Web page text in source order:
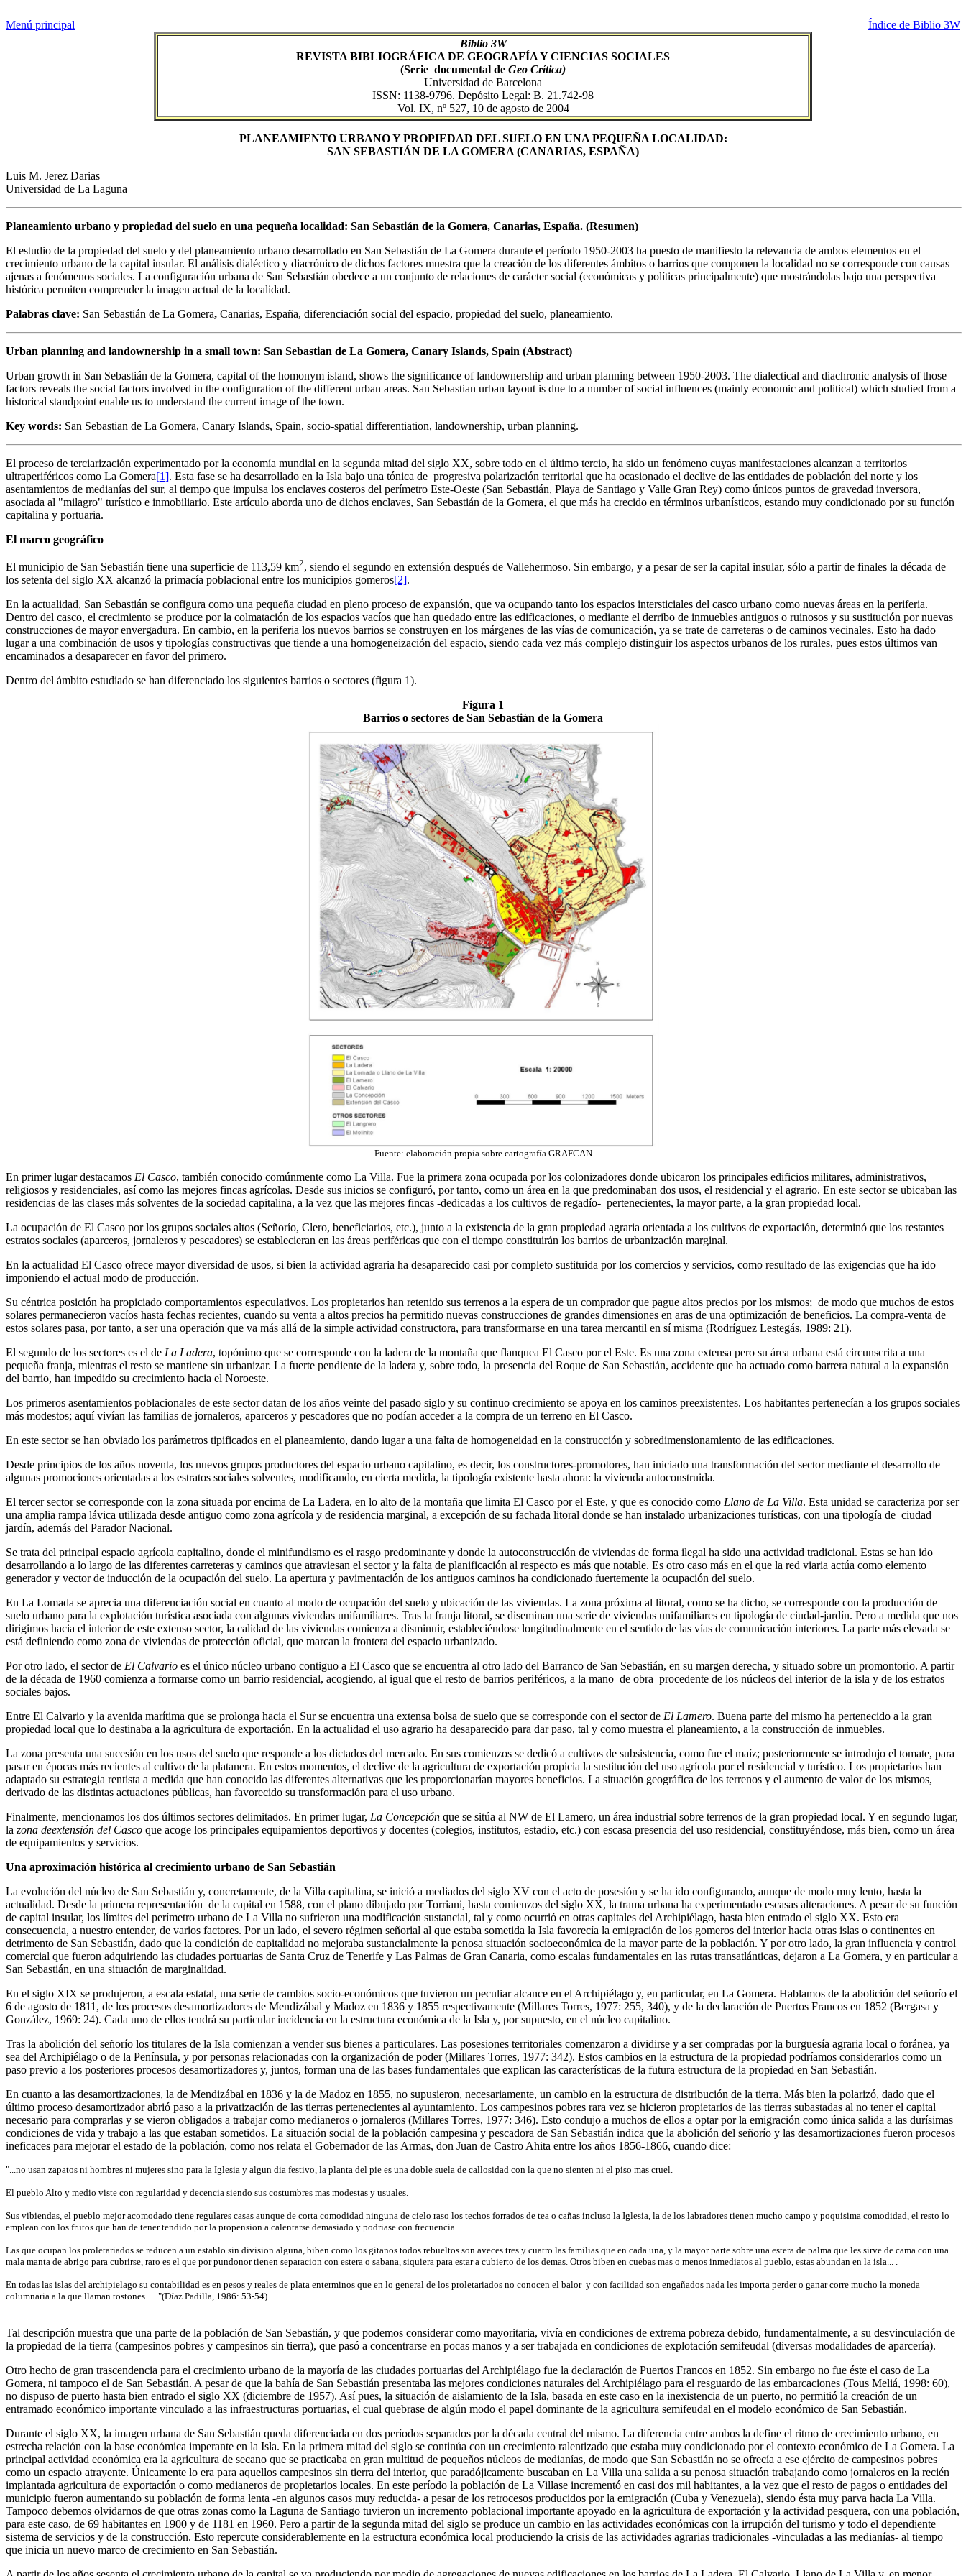
Menú principal
Índice de Biblio 3W
Biblio 3W
REVISTA BIBLIOGRÁFICA DE GEOGRAFÍA Y CIENCIAS SOCIALES
(Serie documental de Geo Crítica)
Universidad de Barcelona
ISSN: 1138-9796. Depósito Legal: B. 21.742-98
Vol. IX, nº 527, 10 de agosto de 2004
PLANEAMIENTO URBANO Y PROPIEDAD DEL SUELO EN UNA PEQUEÑA LOCALIDAD:
SAN SEBASTIÁN DE LA GOMERA (CANARIAS, ESPAÑA)
Luis M. Jerez Darias
Universidad de La Laguna
Planeamiento urbano y propiedad del suelo en una pequeña localidad: San Sebastián de la Gomera, Canarias, España. (Resumen)
El estudio de la propiedad del suelo y del planeamiento urbano desarrollado en San Sebastián de La Gomera durante el período 1950-2003 ha puesto de manifiesto la relevancia de ambos elementos en el
crecimiento urbano de la capital insular. El análisis dialéctico y diacrónico de dichos factores muestra que la creación de los diferentes ámbitos o barrios que componen la localidad no se corresponde con causas
ajenas a fenómenos sociales. La configuración urbana de San Sebastián obedece a un conjunto de relaciones de carácter social (económicas y políticas principalmente) que mostrándolas bajo una perspectiva
histórica permiten comprender la imagen actual de la localidad.
Palabras clave: San Sebastián de La Gomera, Canarias, España, diferenciación social del espacio, propiedad del suelo, planeamiento.
Urban planning and landownership in a small town: San Sebastian de La Gomera, Canary Islands, Spain (Abstract)
Urban growth in San Sebastián de la Gomera, capital of the homonym island, shows the significance of landownership and urban planning between 1950-2003. The dialectical and diachronic analysis of those
factors reveals the social factors involved in the configuration of the different urban areas. San Sebastian urban layout is due to a number of social influences (mainly economic and political) which studied from a
historical standpoint enable us to understand the current image of the town.
Key words: San Sebastian de La Gomera, Canary Islands, Spain, socio-spatial differentiation, landownership, urban planning.
El proceso de terciarización experimentado por la economía mundial en la segunda mitad del siglo XX, sobre todo en el último tercio, ha sido un fenómeno cuyas manifestaciones alcanzan a territorios
ultraperiféricos como La Gomera[1]. Esta fase se ha desarrollado en la Isla bajo una tónica de progresiva polarización territorial que ha ocasionado el declive de las entidades de población del norte y los
asentamientos de medianías del sur, al tiempo que impulsa los enclaves costeros del perímetro Este-Oeste (San Sebastián, Playa de Santiago y Valle Gran Rey) como únicos puntos de gravedad inversora,
asociada al "milagro" turístico e inmobiliario. Este artículo aborda uno de dichos enclaves, San Sebastián de la Gomera, el que más ha crecido en términos urbanísticos, estando muy condicionado por su función
capitalina y portuaria.
El marco geográfico
El municipio de San Sebastián tiene una superficie de 113,59 km2, siendo el segundo en extensión después de Vallehermoso. Sin embargo, y a pesar de ser la capital insular, sólo a partir de finales la década de
los setenta del siglo XX alcanzó la primacía poblacional entre los municipios gomeros[2].
En la actualidad, San Sebastián se configura como una pequeña ciudad en pleno proceso de expansión, que va ocupando tanto los espacios intersticiales del casco urbano como nuevas áreas en la periferia.
Dentro del casco, el crecimiento se produce por la colmatación de los espacios vacíos que han quedado entre las edificaciones, o mediante el derribo de inmuebles antiguos o ruinosos y su sustitución por nuevas
construcciones de mayor envergadura. En cambio, en la periferia los nuevos barrios se construyen en los márgenes de las vías de comunicación, ya se trate de carreteras o de caminos vecinales. Esto ha dado
lugar a una combinación de usos y tipologías constructivas que tiende a una homogeneización del espacio, siendo cada vez más complejo distinguir los aspectos urbanos de los rurales, pues estos últimos van
encaminados a desaparecer en favor del primero.
Dentro del ámbito estudiado se han diferenciado los siguientes barrios o sectores (figura 1).
Figura 1
Barrios o sectores de San Sebastián de la Gomera
Fuente: elaboración propia sobre cartografía GRAFCAN
En primer lugar destacamos El Casco, también conocido comúnmente como La Villa. Fue la primera zona ocupada por los colonizadores donde ubicaron los principales edificios militares, administrativos,
religiosos y residenciales, así como las mejores fincas agrícolas. Desde sus inicios se configuró, por tanto, como un área en la que predominaban dos usos, el residencial y el agrario. En este sector se ubicaban las
residencias de las clases más solventes de la sociedad capitalina, a la vez que las mejores fincas -dedicadas a los cultivos de regadío- pertenecientes, la mayor parte, a la gran propiedad local.
La ocupación de El Casco por los grupos sociales altos (Señorío, Clero, beneficiarios, etc.), junto a la existencia de la gran propiedad agraria orientada a los cultivos de exportación, determinó que los restantes
estratos sociales (aparceros, jornaleros y pescadores) se establecieran en las áreas periféricas que con el tiempo constituirán los barrios de urbanización marginal.
En la actualidad El Casco ofrece mayor diversidad de usos, si bien la actividad agraria ha desaparecido casi por completo sustituida por los comercios y servicios, como resultado de las exigencias que ha ido
imponiendo el actual modo de producción.
Su céntrica posición ha propiciado comportamientos especulativos. Los propietarios han retenido sus terrenos a la espera de un comprador que pague altos precios por los mismos; de modo que muchos de estos
solares permanecieron vacíos hasta fechas recientes, cuando su venta a altos precios ha permitido nuevas construcciones de grandes dimensiones en aras de una optimización de beneficios. La compra-venta de
estos solares pasa, por tanto, a ser una operación que va más allá de la simple actividad constructora, para transformarse en una tarea mercantil en sí misma (Rodríguez Lestegás, 1989: 21).
El segundo de los sectores es el de La Ladera, topónimo que se corresponde con la ladera de la montaña que flanquea El Casco por el Este. Es una zona extensa pero su área urbana está circunscrita a una
pequeña franja, mientras el resto se mantiene sin urbanizar. La fuerte pendiente de la ladera y, sobre todo, la presencia del Roque de San Sebastián, accidente que ha actuado como barrera natural a la expansión
del barrio, han impedido su crecimiento hacia el Noroeste.
Los primeros asentamientos poblacionales de este sector datan de los años veinte del pasado siglo y su continuo crecimiento se apoya en los caminos preexistentes. Los habitantes pertenecían a los grupos sociales
más modestos; aquí vivían las familias de jornaleros, aparceros y pescadores que no podían acceder a la compra de un terreno en El Casco.
En este sector se han obviado los parámetros tipificados en el planeamiento, dando lugar a una falta de homogeneidad en la construcción y sobredimensionamiento de las edificaciones.
Desde principios de los años noventa, los nuevos grupos productores del espacio urbano capitalino, es decir, los constructores-promotores, han iniciado una transformación del sector mediante el desarrollo de
algunas promociones orientadas a los estratos sociales solventes, modificando, en cierta medida, la tipología existente hasta ahora: la vivienda autoconstruida.
El tercer sector se corresponde con la zona situada por encima de La Ladera, en lo alto de la montaña que limita El Casco por el Este, y que es conocido como Llano de La Villa. Esta unidad se caracteriza por ser
una amplia rampa lávica utilizada desde antiguo como zona agrícola y de residencia marginal, a excepción de su fachada litoral donde se han instalado urbanizaciones turísticas, con una tipología de ciudad
jardín, además del Parador Nacional.
Se trata del principal espacio agrícola capitalino, donde el minifundismo es el rasgo predominante y donde la autoconstrucción de viviendas de forma ilegal ha sido una actividad tradicional. Estas se han ido
desarrollando a lo largo de las diferentes carreteras y caminos que atraviesan el sector y la falta de planificación al respecto es más que notable. Es otro caso más en el que la red viaria actúa como elemento
generador y vector de inducción de la ocupación del suelo. La apertura y pavimentación de los antiguos caminos ha condicionado fuertemente la ocupación del suelo.
En La Lomada se aprecia una diferenciación social en cuanto al modo de ocupación del suelo y ubicación de las viviendas. La zona próxima al litoral, como se ha dicho, se corresponde con la producción de
suelo urbano para la explotación turística asociada con algunas viviendas unifamiliares. Tras la franja litoral, se diseminan una serie de viviendas unifamiliares en tipología de ciudad-jardín. Pero a medida que nos
dirigimos hacia el interior de este extenso sector, la calidad de las viviendas comienza a disminuir, estableciéndose longitudinalmente en el sentido de las vías de comunicación interiores. La parte más elevada se
está definiendo como zona de viviendas de protección oficial, que marcan la frontera del espacio urbanizado.
Por otro lado, el sector de El Calvario es el único núcleo urbano contiguo a El Casco que se encuentra al otro lado del Barranco de San Sebastián, en su margen derecha, y situado sobre un promontorio. A partir
de la década de 1960 comienza a formarse como un barrio residencial, acogiendo, al igual que el resto de barrios periféricos, a la mano de obra procedente de los núcleos del interior de la isla y de los estratos
sociales bajos.
Entre El Calvario y la avenida marítima que se prolonga hacia el Sur se encuentra una extensa bolsa de suelo que se corresponde con el sector de El Lamero. Buena parte del mismo ha pertenecido a la gran
propiedad local que lo destinaba a la agricultura de exportación. En la actualidad el uso agrario ha desaparecido para dar paso, tal y como muestra el planeamiento, a la construcción de inmuebles.
La zona presenta una sucesión en los usos del suelo que responde a los dictados del mercado. En sus comienzos se dedicó a cultivos de subsistencia, como fue el maíz; posteriormente se introdujo el tomate, para
pasar en épocas más recientes al cultivo de la platanera. En estos momentos, el declive de la agricultura de exportación propicia la sustitución del uso agrícola por el residencial y turístico. Los propietarios han
adaptado su estrategia rentista a medida que han conocido las diferentes alternativas que les proporcionarían mayores beneficios. La situación geográfica de los terrenos y el aumento de valor de los mismos,
derivado de las distintas actuaciones públicas, han favorecido su transformación para el uso urbano.
Finalmente, mencionamos los dos últimos sectores delimitados. En primer lugar, La Concepción que se sitúa al NW de El Lamero, un área industrial sobre terrenos de la gran propiedad local. Y en segundo lugar,
la zona deextensión del Casco que acoge los principales equipamientos deportivos y docentes (colegios, institutos, estadio, etc.) con escasa presencia del uso residencial, constituyéndose, más bien, como un área
de equipamientos y servicios.
Una aproximación histórica al crecimiento urbano de San Sebastián
La evolución del núcleo de San Sebastián y, concretamente, de la Villa capitalina, se inició a mediados del siglo XV con el acto de posesión y se ha ido configurando, aunque de modo muy lento, hasta la
actualidad. Desde la primera representación de la capital en 1588, con el plano dibujado por Torriani, hasta comienzos del siglo XX, la trama urbana ha experimentado escasas alteraciones. A pesar de su función
de capital insular, los límites del perímetro urbano de La Villa no sufrieron una modificación sustancial, tal y como ocurrió en otras capitales del Archipiélago, hasta bien entrado el siglo XX. Esto era
consecuencia, a nuestro entender, de varios factores. Por un lado, el severo régimen señorial al que estaba sometida la Isla favorecía la emigración de los gomeros del interior hacia otras islas o continentes en
detrimento de San Sebastián, dado que la condición de capitalidad no mejoraba sustancialmente la penosa situación socioeconómica de la mayor parte de la población. Y por otro lado, la gran influencia y control
comercial que fueron adquiriendo las ciudades portuarias de Santa Cruz de Tenerife y Las Palmas de Gran Canaria, como escalas fundamentales en las rutas transatlánticas, dejaron a La Gomera, y en particular a
San Sebastián, en una situación de marginalidad.
En el siglo XIX se produjeron, a escala estatal, una serie de cambios socio-económicos que tuvieron un peculiar alcance en el Archipiélago y, en particular, en La Gomera. Hablamos de la abolición del señorío el
6 de agosto de 1811, de los procesos desamortizadores de Mendizábal y Madoz en 1836 y 1855 respectivamente (Millares Torres, 1977: 255, 340), y de la declaración de Puertos Francos en 1852 (Bergasa y
González, 1969: 24). Cada uno de ellos tendrá su particular incidencia en la estructura económica de la Isla y, por supuesto, en el núcleo capitalino.
Tras la abolición del señorío los titulares de la Isla comienzan a vender sus bienes a particulares. Las posesiones territoriales comenzaron a dividirse y a ser compradas por la burguesía agraria local o foránea, ya
sea del Archipiélago o de la Península, y por personas relacionadas con la organización de poder (Millares Torres, 1977: 342). Estos cambios en la estructura de la propiedad podríamos considerarlos como un
paso previo a los posteriores procesos desamortizadores y, juntos, forman una de las bases fundamentales que explican las características de la futura estructura de la propiedad en San Sebastián.
En cuanto a las desamortizaciones, la de Mendizábal en 1836 y la de Madoz en 1855, no supusieron, necesariamente, un cambio en la estructura de distribución de la tierra. Más bien la polarizó, dado que el
último proceso desamortizador abrió paso a la privatización de las tierras pertenecientes al ayuntamiento. Los campesinos pobres rara vez se hicieron propietarios de las tierras subastadas al no tener el capital
necesario para comprarlas y se vieron obligados a trabajar como medianeros o jornaleros (Millares Torres, 1977: 346). Esto condujo a muchos de ellos a optar por la emigración como única salida a las durísimas
condiciones de vida y trabajo a las que estaban sometidos. La situación social de la población campesina y pescadora de San Sebastián indica que la abolición del señorío y las desamortizaciones fueron procesos
ineficaces para mejorar el estado de la población, como nos relata el Gobernador de las Armas, don Juan de Castro Ahita entre los años 1856-1866, cuando dice:
"...no usan zapatos ni hombres ni mujeres sino para la Iglesia y algun dia festivo, la planta del pie es una doble suela de callosidad con la que no sienten ni el piso mas cruel.
El pueblo Alto y medio viste con regularidad y decencia siendo sus costumbres mas modestas y usuales.
Sus vibiendas, el pueblo mejor acomodado tiene regulares casas aunque de corta comodidad ninguna de cielo raso los techos forrados de tea o cañas incluso la Iglesia, la de los labradores tienen mucho campo y poquisima comodidad, el resto lo
emplean con los frutos que han de tener tendido por la propension a calentarse demasiado y podriase con frecuencia.
Las que ocupan los proletariados se reducen a un establo sin division alguna, biben como los gitanos todos rebueltos son aveces tres y cuatro las familias que en cada una, y la mayor parte sobre una estera de palma que les sirve de cama con una
mala manta de abrigo para cubrirse, raro es el que por pundonor tienen separacion con estera o sabana, siquiera para estar a cubierto de los demas. Otros biben en cuebas mas o menos inmediatos al pueblo, estas abundan en la isla... .
En todas las islas del archipielago su contabilidad es en pesos y reales de plata enterminos que en lo general de los proletariados no conocen el balor y con facilidad son engañados nada les importa perder o ganar corre mucho la moneda
columnaria a la que llaman tostones... . "(Díaz Padilla, 1986: 53-54).
Tal descripción muestra que una parte de la población de San Sebastián, y que podemos considerar como mayoritaria, vivía en condiciones de extrema pobreza debido, fundamentalmente, a su desvinculación de
la propiedad de la tierra (campesinos pobres y campesinos sin tierra), que pasó a concentrarse en pocas manos y a ser trabajada en condiciones de explotación semifeudal (diversas modalidades de aparcería).
Otro hecho de gran trascendencia para el crecimiento urbano de la mayoría de las ciudades portuarias del Archipiélago fue la declaración de Puertos Francos en 1852. Sin embargo no fue éste el caso de La
Gomera, ni tampoco el de San Sebastián. A pesar de que la bahía de San Sebastián presentaba las mejores condiciones naturales del Archipiélago para el resguardo de las embarcaciones (Tous Meliá, 1998: 60),
no dispuso de puerto hasta bien entrado el siglo XX (diciembre de 1957). Así pues, la situación de aislamiento de la Isla, basada en este caso en la inexistencia de un puerto, no permitió la creación de un
entramado económico importante vinculado a las infraestructuras portuarias, el cual quebrase de algún modo el papel dominante de la agricultura semifeudal en el modelo económico de San Sebastián.
Durante el siglo XX, la imagen urbana de San Sebastián queda diferenciada en dos períodos separados por la década central del mismo. La diferencia entre ambos la define el ritmo de crecimiento urbano, en
estrecha relación con la base económica imperante en la Isla. En la primera mitad del siglo se continúa con un crecimiento ralentizado que estaba muy condicionado por el contexto económico de La Gomera. La
principal actividad económica era la agricultura de secano que se practicaba en gran multitud de pequeños núcleos de medianías, de modo que San Sebastián no se ofrecía a ese ejército de campesinos pobres
como un espacio atrayente. Únicamente lo era para aquellos campesinos sin tierra del interior, que paradójicamente buscaban en La Villa una salida a su penosa situación trabajando como jornaleros en la recién
implantada agricultura de exportación o como medianeros de propietarios locales. En este período la población de La Villase incrementó en casi dos mil habitantes, a la vez que el resto de pagos o entidades del
municipio fueron aumentando su población de forma lenta -en algunos casos muy reducida- a pesar de los retrocesos producidos por la emigración (Cuba y Venezuela), siendo ésta muy parva hacia La Villa.
Tampoco debemos olvidarnos de que otras zonas como la Laguna de Santiago tuvieron un incremento poblacional importante apoyado en la agricultura de exportación y la actividad pesquera, con una población,
para este caso, de 69 habitantes en 1900 y de 1181 en 1960. Pero a partir de la segunda mitad del siglo se produce un cambio en las actividades económicas con la irrupción del turismo y todo el dependiente
sistema de servicios y de la construcción. Esto repercute considerablemente en la estructura económica local produciendo la crisis de las actividades agrarias tradicionales -vinculadas a las medianías- al tiempo
que inicia un nuevo marco de crecimiento en San Sebastián.